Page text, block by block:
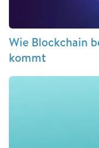
Wie Blockchain
kommt